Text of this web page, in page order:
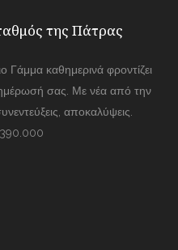
της Πάτρας
καθημερινά φροντίζει
σας. Με νέα από την
αποκαλύψεις.